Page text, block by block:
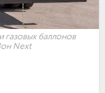
газовых баллонов
Next